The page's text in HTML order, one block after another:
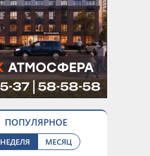
ПОПУЛЯРНОЕ
НЕДЕЛЯ МЕСЯЦ